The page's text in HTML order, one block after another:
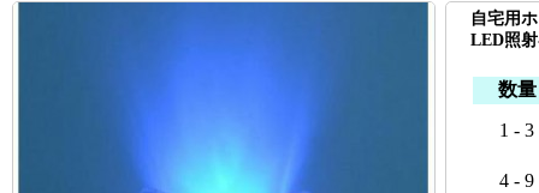
自宅用
LED照
数量
1 - 3
4 - 9